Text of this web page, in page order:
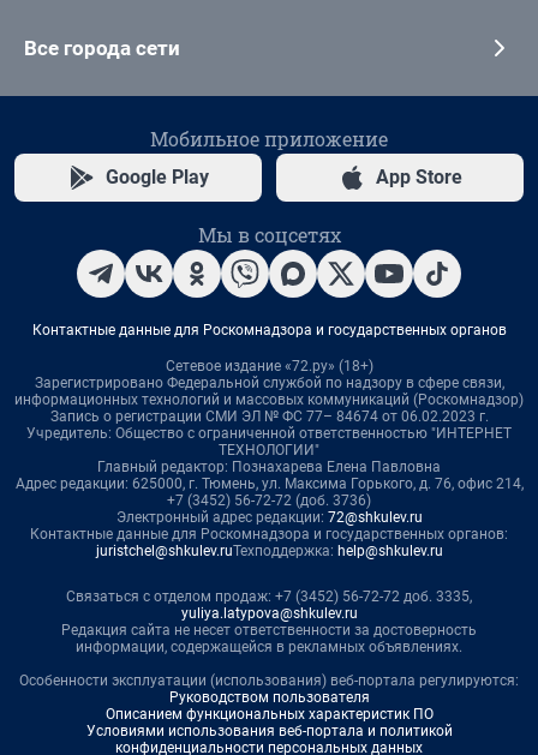
Все города сети
Мобильное приложение
Google Play App Store
Мы в соцсетях
Контактные данные для Роскомнадзора и государственных органов
Сетевое издание «72.ру» (18+)
Зарегистрировано Федеральной службой по надзору в сфере связи,
информационных технологий и массовых коммуникаций (Роскомнадзор)
Запись о регистрации СМИ ЭЛ № ФС 77– 84674 от 06.02.2023 г.
Учредитель: Общество с ограниченной ответственностью "ИНТЕРНЕТ
ТЕХНОЛОГИИ"
Главный редактор: Познахарева Елена Павловна
Адрес редакции: 625000, г. Тюмень, ул. Максима Горького, д. 76, офис 214,
+7 (3452) 56-72-72 (доб. 3736)
Электронный адрес редакции: 72@shkulev.ru
Контактные данные для Роскомнадзора и государственных органов:
juristchel@shkulev.ruТехподдержка: help@shkulev.ru
Связаться с отделом продаж: +7 (3452) 56-72-72 доб. 3335,
yuliya.latypova@shkulev.ru
Редакция сайта не несет ответственности за достоверность
информации, содержащейся в рекламных объявлениях.
Особенности эксплуатации (использования) веб-портала регулируются:
Руководством пользователя
Описанием функциональных характеристик ПО
Условиями использования веб-портала и политикой
конфиденциальности персональных данных